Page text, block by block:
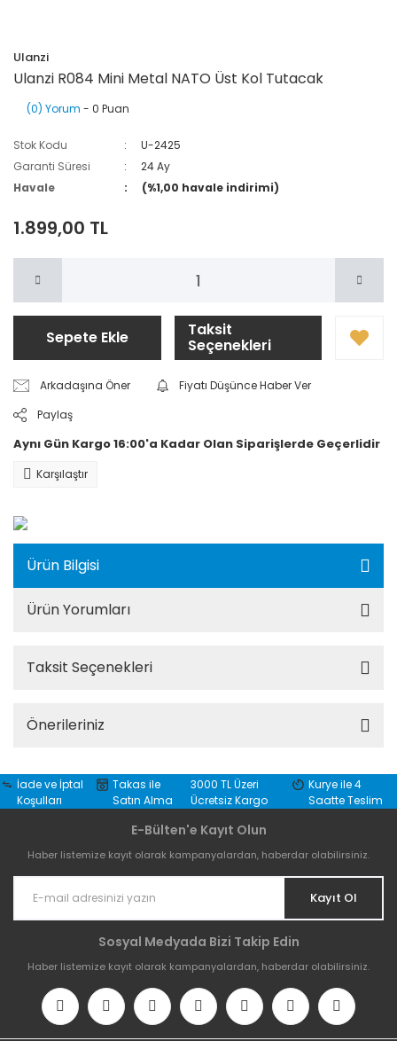
Ulanzi
Ulanzi R084 Mini Metal NATO Üst Kol Tutacak
(0) Yorum - 0 Puan
Stok Kodu
U-2425
Garanti Süresi
24 Ay
Havale
(%1,00 havale indirimi)
1.899,00 TL
Sepete Ekle Taksit
Seçenekleri
Arkadaşına Öner
Fiyatı Düşünce Haber Ver
Paylaş
Aynı Gün Kargo 16:00'a Kadar Olan Siparişlerde Geçerlidir
Karşılaştır
Ürün Bilgisi
Ürün Yorumları
Taksit Seçenekleri
Önerileriniz
İade ve İptal
Koşulları
Takas ile
Satın Alma
3000 TL Üzeri
Ücretsiz Kargo
Kurye ile 4
Saatte Teslim
E-Bülten'e Kayıt Olun
Haber listemize kayıt olarak kampanyalardan, haberdar olabilirsiniz.
Kayıt Ol
Sosyal Medyada Bizi Takip Edin
Haber listemize kayıt olarak kampanyalardan, haberdar olabilirsiniz.